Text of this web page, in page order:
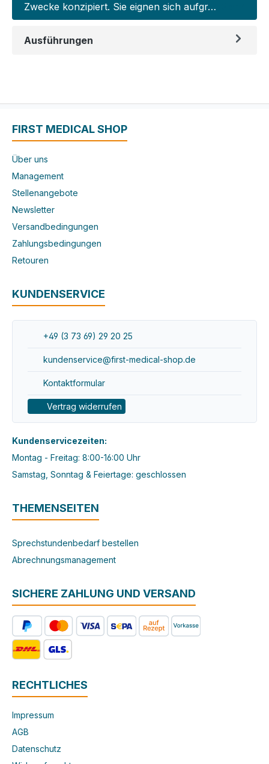
Zwecke konzipiert. Sie eignen sich aufgr…
Ausführungen
FIRST MEDICAL SHOP
Über uns
Management
Stellenangebote
Newsletter
Versandbedingungen
Zahlungsbedingungen
Retouren
KUNDENSERVICE
+49 (3 73 69) 29 20 25
kundenservice@first-medical-shop.de
Kontaktformular
Vertrag widerrufen
Kundenservicezeiten:
Montag - Freitag: 8:00-16:00 Uhr
Samstag, Sonntag & Feiertage: geschlossen
THEMENSEITEN
Sprechstundenbedarf bestellen
Abrechnungsmanagement
SICHERE ZAHLUNG UND VERSAND
RECHTLICHES
Impressum
AGB
Datenschutz